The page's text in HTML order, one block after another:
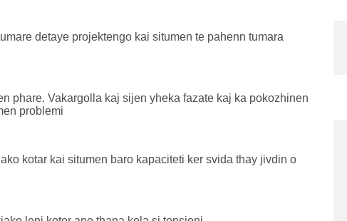
detaye projektengo kai situmen te pahenn tumara
phare. Vakargolla kaj sijen yheka fazate kaj ka pokozhinen
problemi
kotar kai situmen baro kapaciteti ker svida thay jivdin o